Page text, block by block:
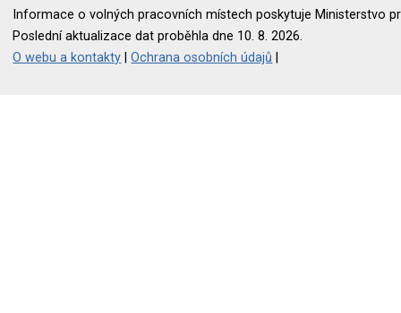
Informace o volných pracovních místech poskytuje Ministerstvo
Poslední aktualizace dat proběhla dne 10. 8. 2026.
O webu a kontakty |Ochrana osobních údajů